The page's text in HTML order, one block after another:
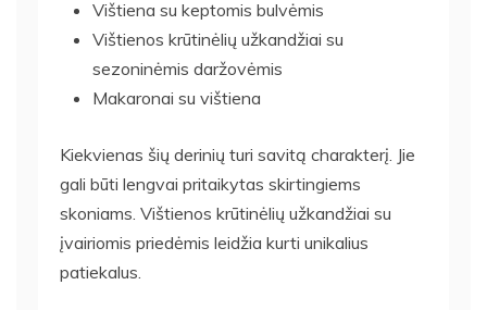
Vištiena su keptomis bulvėmis
Vištienos krūtinėlių užkandžiai su
sezoninėmis daržovėmis
Makaronai su vištiena
Kiekvienas šių derinių turi savitą charakterį. Jie
gali būti lengvai pritaikytas skirtingiems
skoniams. Vištienos krūtinėlių užkandžiai su
įvairiomis priedėmis leidžia kurti unikalius
patiekalus.